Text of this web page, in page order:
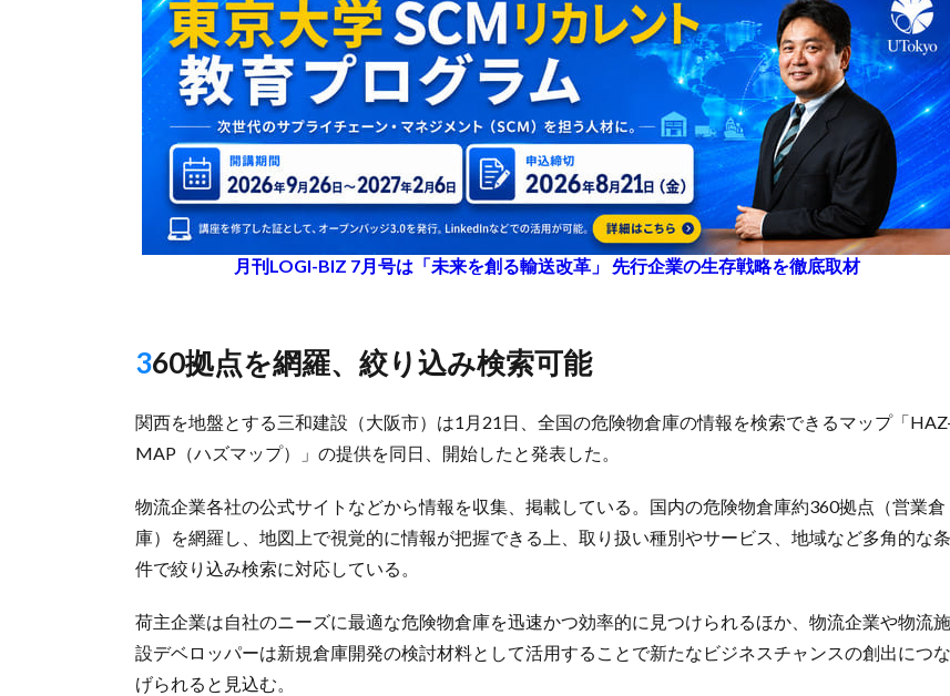
月刊LOGI-BIZ 7月号は「未来を創る輸送改革」 先行企業の生存戦略を徹底取材
360拠点を網羅、絞り込み検索可能
関西を地盤とする三和建設（大阪市）は1月21日、全国の危険物倉庫の情報を検索できるマップ「
MAP（ハズマップ）」の提供を同日、開始したと発表した。
物流企業各社の公式サイトなどから情報を収集、掲載している。国内の危険物倉庫約360拠点（営業倉
庫）を網羅し、地図上で視覚的に情報が把握できる上、取り扱い種別やサービス、地域など多角的な条
件で絞り込み検索に対応している。
荷主企業は自社のニーズに最適な危険物倉庫を迅速かつ効率的に見つけられるほか、物流企業や物流施
設デベロッパーは新規倉庫開発の検討材料として活用することで新たなビジネスチャンスの創出につな
げられると見込む。